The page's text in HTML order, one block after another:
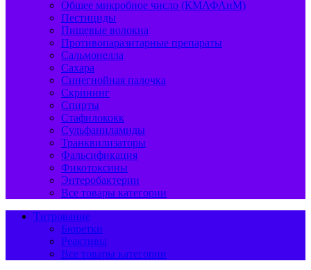
Общее микробное число (КМАФАнМ)
Пестициды
Пищевые волокна
Противопаразитарные препараты
Сальмонелла
Сахара
Синегнойная палочка
Скрининг
Спирты
Стафилококк
Сульфаниламиды
Транквилизаторы
Фальсификация
Фикотоксины
Энтеробактерии
Все товары категории
Титрование
Бюретки
Реактивы
Все товары категории